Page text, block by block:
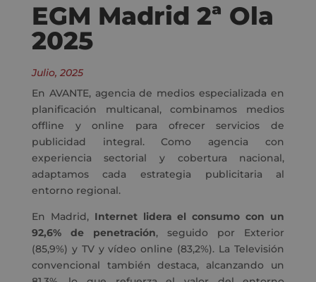
EGM Madrid 2ª Ola
2025
Julio, 2025
En AVANTE, agencia de medios especializada en
planificación multicanal, combinamos medios
offline y online para ofrecer servicios de
publicidad integral. Como agencia con
experiencia sectorial y cobertura nacional,
adaptamos cada estrategia publicitaria al
entorno regional.
En Madrid, Internet lidera el consumo con un
92,6% de penetración, seguido por Exterior
(85,9%) y TV y vídeo online (83,2%). La Televisión
convencional también destaca, alcanzando un